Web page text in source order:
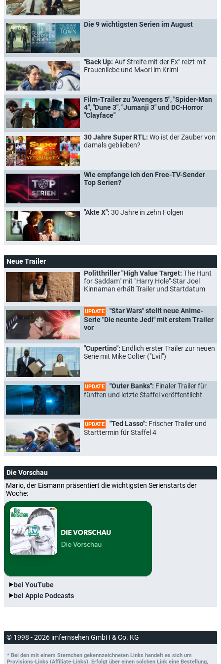
Die 9 wichtigsten Serien im August
"Back Up: Auf Streife mit der Ex" reizt mit
Frauenliebe und Māori im Krimi
Film-Trailer zu "Avengers 5", "Spider-Man
4", "Dune 3", "Jumanji 3" und DC-Horror
"Clayface"
30 Jahre Super RTL: Wo ist der Zauber von
damals geblieben?
Wie empfange ich den Free-TV-Sender
Top Serien?
"Akte X": 30 Jahre in zehn Folgen
Neue Trailer
Politthriller "High Value Target: The Hunt
for Saddam" mit "Harry Hole"-Star Joel
Kinnaman erhält Trailer und Startdatum
UPDATE
"Star Wars" stellt neue Anime-
Serie "Die neunte Jedi" mit erstem Trailer
vor
"Cupertino": Endlich erster Trailer zur neuen
Serie mit Mike Colter ("Evil")
UPDATE "Outer Banks": Finaler Trailer für
fünften und letzte Staffel veröffentlicht
UPDATE "Ted Lasso": Frischer Trailer und
Starttermin für Staffel 4
Die Vorschau
Mario, der Eismann präsentiert die wichtigsten Serienstarts der
Woche:
bei YouTube
bei Apple Podcasts
© 1998 - 2026 imfernsehen GmbH & Co. KG
* Bei den mit einem Sternchen gekennzeichneten Links handelt es sich um
Provisions-Links (Affiliate-Links). Erfolgt über einen solchen Link eine Bestellung,